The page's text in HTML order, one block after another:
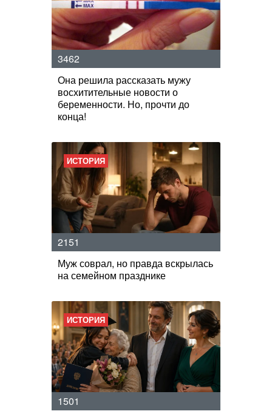
3462
Она решила рассказать мужу
восхитительные новости о
беременности. Но, прочти до
конца!
ИСТОРИЯ
2151
Муж соврал, но правда вскрылась
на семейном празднике
ИСТОРИЯ
1501